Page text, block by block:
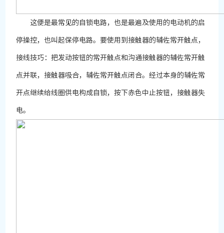
这便是最常见的自锁电路，也是最遍及使用的电动机的启
停操控，也叫起保停电路。要使用到接触器的辅佐常开触点，
接线技巧：把发动按钮的常开触点和沟通接触器的辅佐常开触
点并联，接触器吸合，辅佐常开触点闭合。经过本身的辅佐常
开点继续给线圈供电构成自锁，按下赤色中止按钮，接触器失
电。